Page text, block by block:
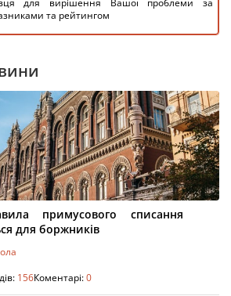
для вирішення Вашої проблеми за
та рейтингом
примусового списання
для боржників
156Коментарі:0